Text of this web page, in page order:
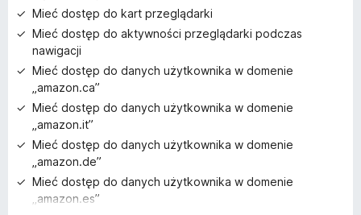
Mieć dostęp do kart przeglądarki
Mieć dostęp do aktywności przeglądarki podczas
nawigacji
Mieć dostęp do danych użytkownika w domenie
„amazon.ca”
Mieć dostęp do danych użytkownika w domenie
„amazon.it”
Mieć dostęp do danych użytkownika w domenie
„amazon.de”
Mieć dostęp do danych użytkownika w domenie
„amazon.es”